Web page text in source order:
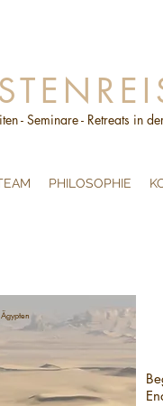
- Seminare - Retreats in
PHILOSOPHIE